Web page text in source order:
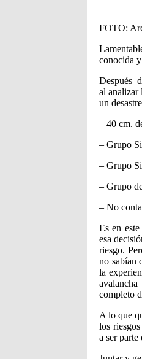
FOTO:
conocida
Después
al analizar
un
– 40 cm.
– Grupo
– Grupo
– Grupo
– No
Es en
esa
riesgo.
no sabían
la
completo
A lo que
los
a ser parte